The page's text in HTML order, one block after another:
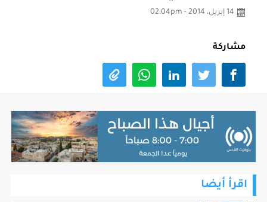
14 إبريل، 2014 - 02:04pm
مشاركة
اقرأ أيضا